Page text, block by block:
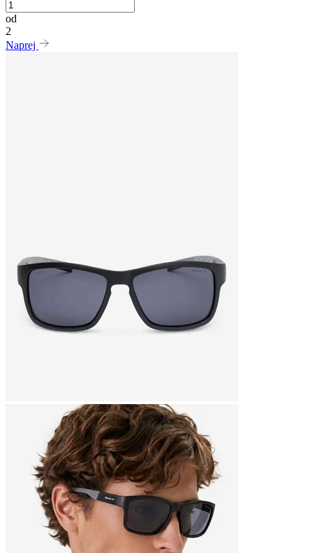
od
2
Naprej